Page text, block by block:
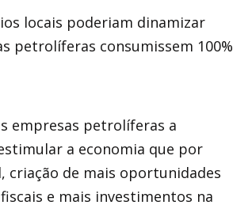
locais poderiam dinamizar
petrolíferas consumissem 100%
empresas petrolíferas a
a economia que por
de mais oportunidades
e mais investimentos na